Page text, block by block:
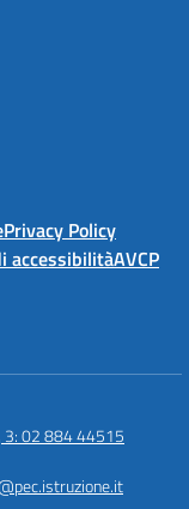
Privacy Policy
accessibilitàAVCP
02 884 44515